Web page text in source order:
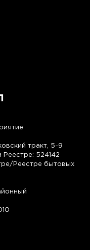
тракт, 5-9
524142
Реестре бытовых